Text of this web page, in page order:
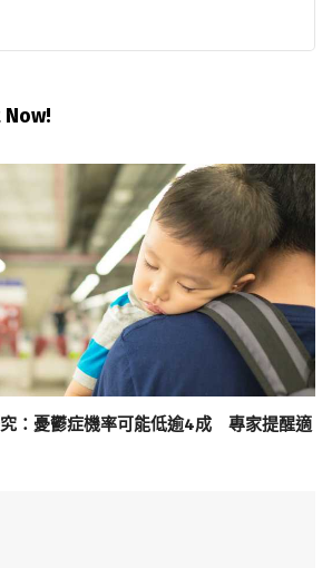
：憂鬱症機率可能低逾4成 專家提醒適